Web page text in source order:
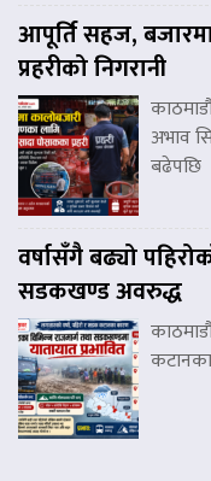
आपूर्ति सहज,
प्रहरीको निगरानी
अभाव
बढेपछि
वर्षासँगै बढ्यो
सडकखण्ड अवरुद्ध